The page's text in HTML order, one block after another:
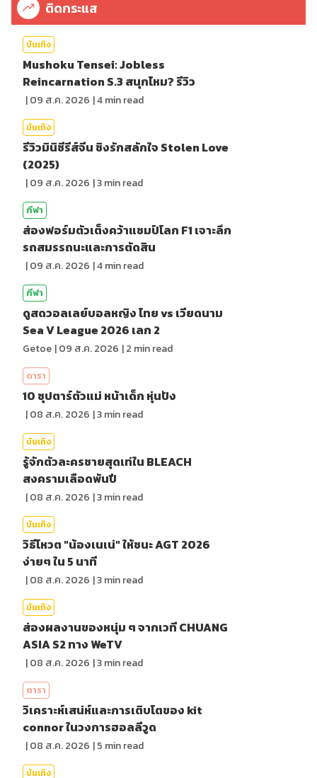
ติดกระแส
บันเทิง
Mushoku Tensei: Jobless
Reincarnation S.3 สนุกไหม? รีวิว
|09 ส.ค. 2026 |4min read
บันเทิง
รีวิวมินิซีรีส์จีน ชิงรักสลักใจ Stolen Love
(2025)
|09 ส.ค. 2026 |3min read
กีฬา
ส่องฟอร์มตัวเต็งคว้าแชมป์โลก F1 เจาะลึก
รถสมรรถนะและการตัดสิน
|09 ส.ค. 2026 |4min read
กีฬา
ดูสดวอลเลย์บอลหญิง ไทย vs เวียดนาม
Sea V League 2026 เลก 2
Getoe |09 ส.ค. 2026 |2 min read
ดารา
10 ซุปตาร์ตัวแม่ หน้าเด็ก หุ่นปัง
|08 ส.ค. 2026 |3min read
บันเทิง
รู้จักตัวละครชายสุดเท่ใน BLEACH
สงครามเลือดพันปี
|08 ส.ค. 2026 |3min read
บันเทิง
วิธีโหวต "น้องเนเน่" ให้ชนะ AGT 2026
ง่ายๆ ใน 5 นาที
|08 ส.ค. 2026 |3min read
บันเทิง
ส่องผลงานของหนุ่ม ๆ จากเวที CHUANG
ASIA S2 ทาง WeTV
|08 ส.ค. 2026 |3min read
ดารา
วิเคราะห์เสน่ห์และการเติบโตของ kit
connor ในวงการฮอลลีวูด
|08 ส.ค. 2026 |5 min read
บันเทิง